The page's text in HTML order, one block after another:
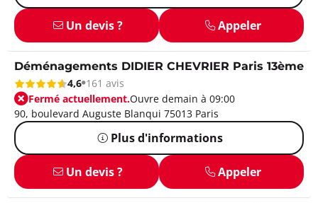
Un devis ? Appeler
Déménagements DIDIER CHEVRIER Paris 13ème
4,6 161 avis
Fermé actuellement.Ouvre demain à 09:00
90, boulevard Auguste Blanqui 75013 Paris
Plus d'informations
Un devis ? Appeler